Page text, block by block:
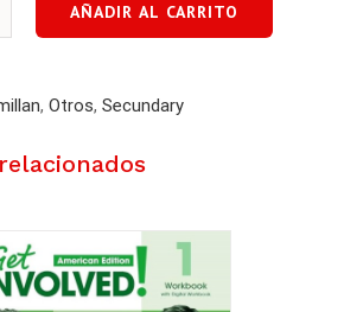
AÑADIR AL CARRITO
, Otros, Secundary